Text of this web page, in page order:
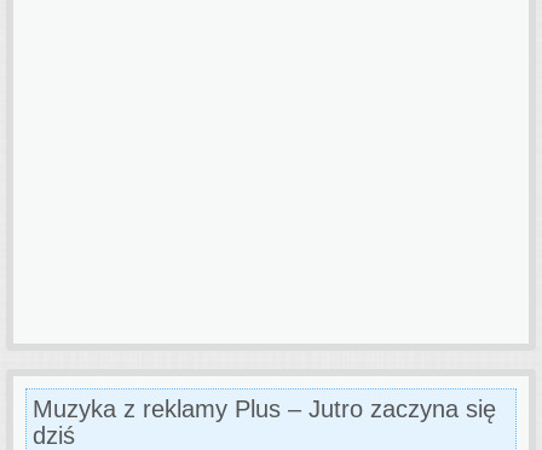
Muzyka z reklamy Plus – Jutro zaczyna się
dziś